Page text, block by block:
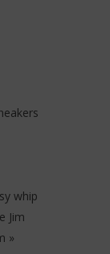
whip
Jim
»